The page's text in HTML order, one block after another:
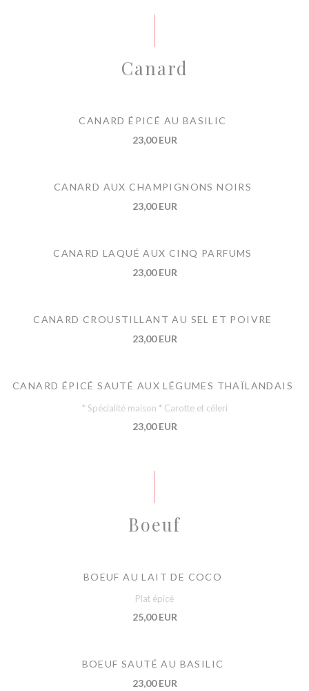
Canard
CANARD ÉPICÉ AU BASILIC
23,00 EUR
CANARD AUX CHAMPIGNONS NOIRS
23,00 EUR
CANARD LAQUÉ AUX CINQ PARFUMS
23,00 EUR
CANARD CROUSTILLANT AU SEL ET POIVRE
23,00 EUR
CANARD ÉPICÉ SAUTÉ AUX LÉGUMES THAÏLANDAIS
* Spécialité maison * Carotte et céleri
23,00 EUR
Boeuf
BOEUF AU LAIT DE COCO
Plat épicé
25,00 EUR
BOEUF SAUTÉ AU BASILIC
23,00 EUR